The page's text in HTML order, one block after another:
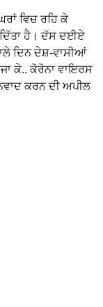
ਵਿਚ ਰਹਿ ਕੇ
ਹੈ। ਦੱਸ ਦਈਏ
ਦਿਨ ਦੇਸ਼-ਵਾਸੀਆਂ
ਕੇ.. ਕੋਰੋਨਾ ਵਾਇਰਸ
ਕਰਨ ਦੀ ਅਪੀਲ